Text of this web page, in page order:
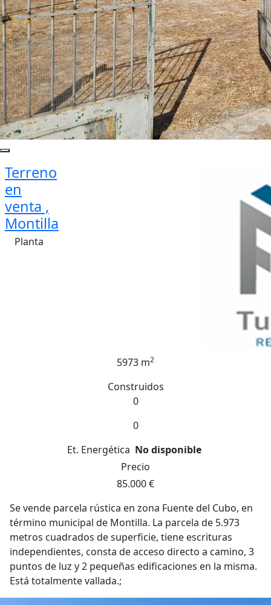
Terreno
en
venta ,
Montilla
Planta
5973 m2
Construidos
0
0
Et. Energética No disponible
Precio
85.000 €
Se vende parcela rústica en zona Fuente del Cubo, en
término municipal de Montilla. La parcela de 5.973
metros cuadrados de superficie, tiene escrituras
independientes, consta de acceso directo a camino, 3
puntos de luz y 2 pequeñas edificaciones en la misma.
Está totalmente vallada.;